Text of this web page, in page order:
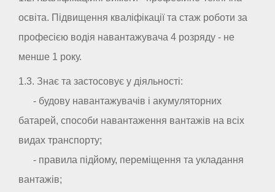
освіта. Підвищення кваліфікації та стаж роботи за
професією водія навантажувача 4 розряду - не
менше 1 року.
1.3. Знає та застосовує у діяльності:
- будову навантажувачів і акумуляторних
батарей, способи навантаження вантажів на всіх
видах транспорту;
- правила підйому, переміщення та укладання
вантажів;